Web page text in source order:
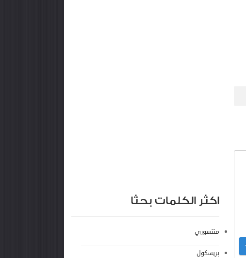
اكثر الكلمات بحثا
منتسوري
بريسكول